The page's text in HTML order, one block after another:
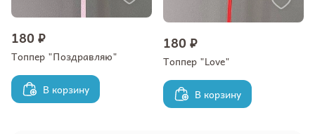
180 ₽
Топпер "Поздравляю"
В корзину
180 ₽
Топпер "Love"
В корзину